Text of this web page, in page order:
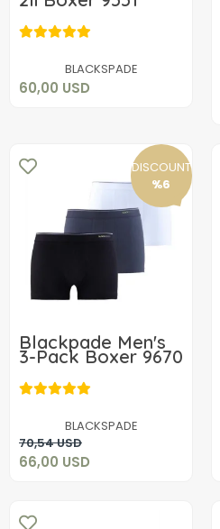
BLACKSPADE
60,00 USD
60,00 USD
DISCOUNT
%6
Blackpade Men's
3-Pack Boxer 9670
BLACKSPADE
70,54 USD
66,00 USD
66,00 USD
Add to cart